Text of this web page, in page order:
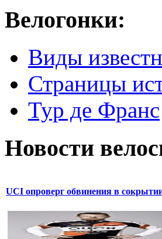
Велогонки:
Виды
Страницы
Тур де Франс
Новости
UCI опроверг обвинения в